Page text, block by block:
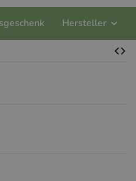
Hersteller